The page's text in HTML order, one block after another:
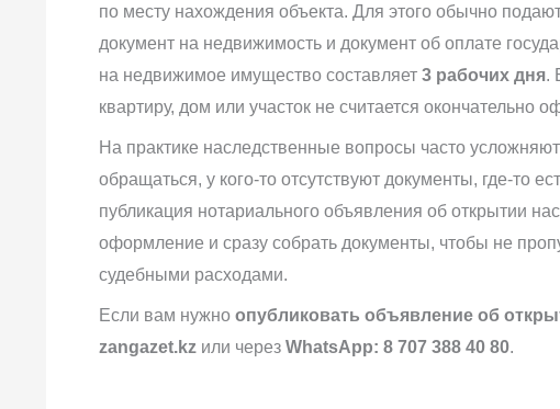
по месту нахождения объекта. Для этого обычно
документ на недвижимость и документ об оплате
на недвижимое имущество составляет 3 рабочих дня.
квартиру, дом или участок не считается окончательно
На практике наследственные вопросы часто
обращаться, у кого-то отсутствуют документы, где-то
публикация нотариального объявления об открытии
оформление и сразу собрать документы, чтобы не
судебными расходами.
Если вам нужно опубликовать объявление об
zangazet.kz или через WhatsApp: 8 707 388 40 80.